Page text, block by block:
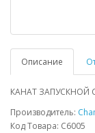
Описание
КАНАТ ЗАПУСКНОЙ
Производитель:
Код Товара: C6005